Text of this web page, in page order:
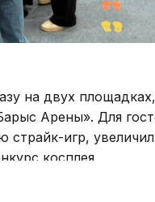
на двух
Арены». Для
игр,
косплея.